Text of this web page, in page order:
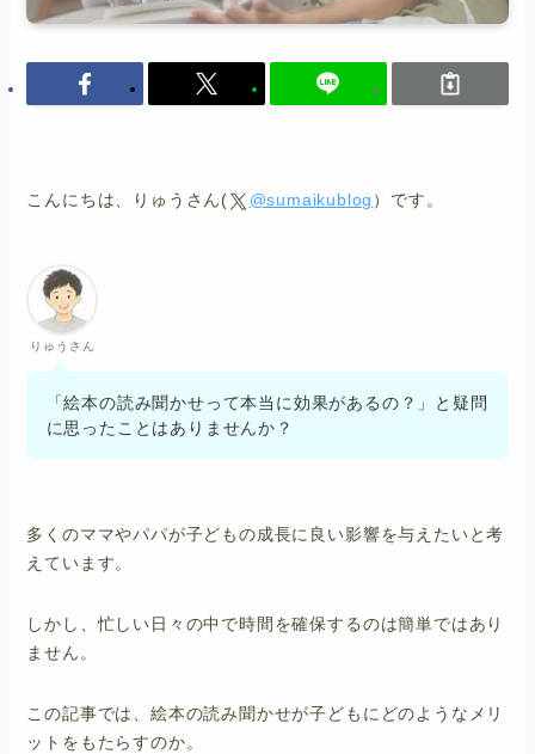
こんにちは、りゅうさん( @sumaikublog ）です。
りゅうさん
「絵本の読み聞かせって本当に効果があるの？」と疑問
に思ったことはありませんか？
多くのママやパパが子どもの成長に良い影響を与えたいと考
えています。
しかし、忙しい日々の中で時間を確保するのは簡単ではあり
ません。
この記事では、絵本の読み聞かせが子どもにどのようなメリ
ットをもたらすのか。